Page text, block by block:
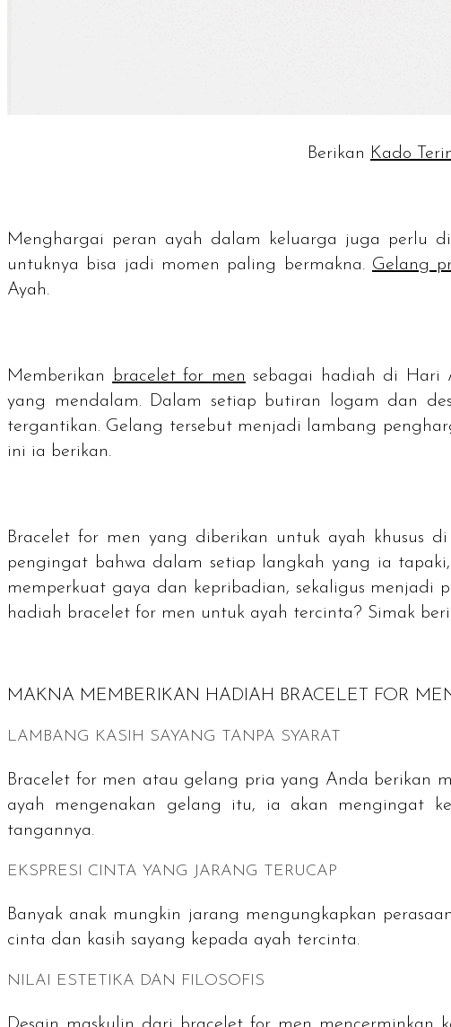
Berikan Kado
Menghargai peran ayah dalam keluarga juga perlu
untuknya bisa jadi momen paling bermakna. Gelang
Ayah.
Memberikan bracelet for men sebagai hadiah di Hari
yang mendalam. Dalam setiap butiran logam dan
tergantikan. Gelang tersebut menjadi lambang
ini ia berikan.
Bracelet for men yang diberikan untuk ayah khusus di
pengingat bahwa dalam setiap langkah yang ia
memperkuat gaya dan kepribadian, sekaligus menjadi
hadiah bracelet for men untuk ayah tercinta? Simak
MAKNA MEMBERIKAN HADIAH BRACELET FOR
LAMBANG KASIH SAYANG TANPA SYARAT
Bracelet for men atau gelang pria yang Anda berikan
ayah mengenakan gelang itu, ia akan mengingat
tangannya.
EKSPRESI CINTA YANG JARANG TERUCAP
Banyak anak mungkin jarang mengungkapkan
cinta dan kasih sayang kepada ayah tercinta.
NILAI ESTETIKA DAN FILOSOFIS